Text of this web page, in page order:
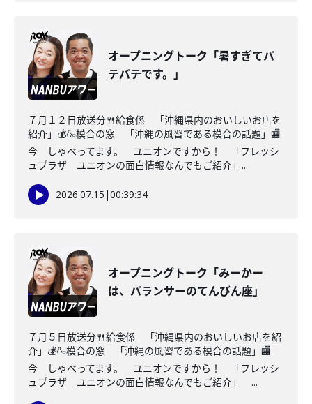
オープニングトーク「暑すぎてバ
テバテです。」
７月１２日放送分🍴給食係 「沖縄県内のおいしいお店を
紹介」💰🍶模合の窓 「沖縄の風習である模合の話題」🏬
今 しゃべってます。 ユニオンですから！ 「フレッシ
ュプラザ ユニオンの面白情報なんでもご紹介」...
2026.07.15 |00:39:34
オープニングトーク「みーかー
は、バランサーのてんびん座」
７月５日放送分🍴給食係 「沖縄県内のおいしいお店を紹
介」💰🍶模合の窓 「沖縄の風習である模合の話題」🏬
今 しゃべってます。 ユニオンですから！ 「フレッシ
ュプラザ ユニオンの面白情報なんでもご紹介」 ...